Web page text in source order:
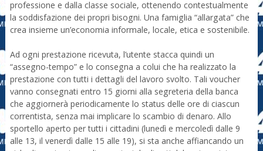
professione e dalla classe sociale, ottenendo contestualmente
la soddisfazione dei propri bisogni. Una famiglia “allargata” che
crea insieme un’economia informale, locale, etica e sostenibile.
Ad ogni prestazione ricevuta, l’utente stacca quindi un
“assegno-tempo” e lo consegna a colui che ha realizzato la
prestazione con tutti i dettagli del lavoro svolto. Tali voucher
vanno consegnati entro 15 giorni alla segreteria della banca
che aggiornerà periodicamente lo status delle ore di ciascun
correntista, senza mai implicare lo scambio di denaro. Allo
sportello aperto per tutti i cittadini (lunedì e mercoledì dalle 9
alle 13, il venerdì dalle 15 alle 19), si sta anche affiancando un